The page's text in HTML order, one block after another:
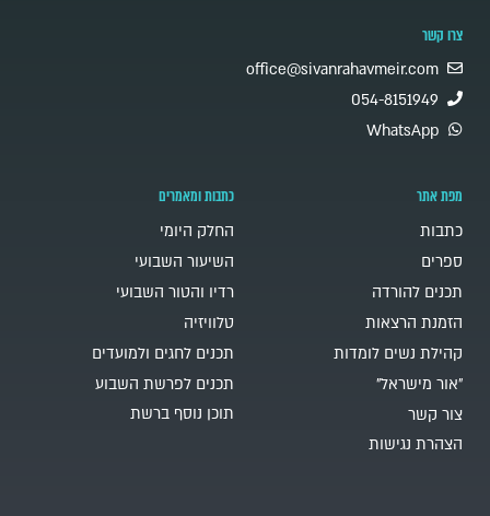
צרו קשר
office@sivanrahavmeir.com
054-8151949
WhatsApp
מפת אתר
כתבות
ספרים
תכנים להורדה
הזמנת הרצאות
קהילת נשים לומדות
"אור מישראל"
צור קשר
הצהרת נגישות
כתבות ומאמרים
החלק היומי
השיעור השבועי
רדיו והטור השבועי
טלוויזיה
תכנים לחגים ולמועדים
תכנים לפרשת השבוע
תוכן נוסף ברשת